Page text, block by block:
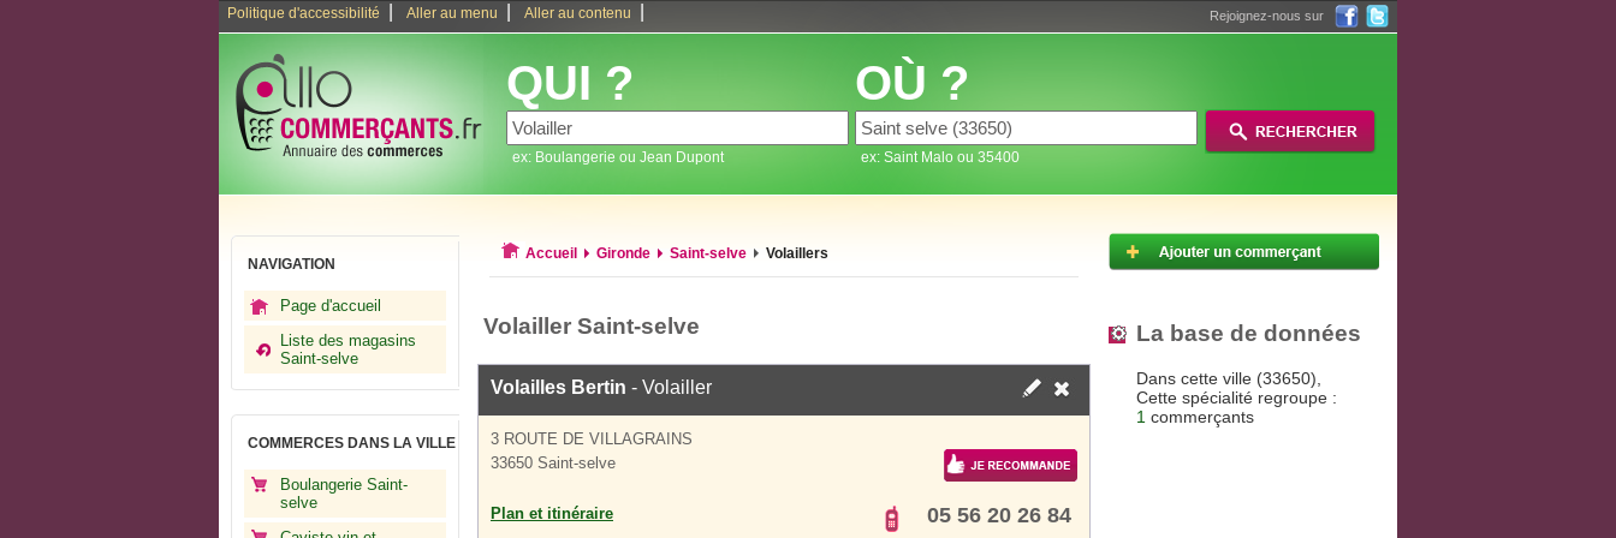
Politique d'accessibilité Aller au menu Aller au contenu Rejoignez-nous sur
QUI ?
ex: Boulangerie ou Jean Dupont
OÙ ?
ex: Saint Malo ou 35400
NAVIGATION
Page d'accueil
Liste des magasins
Saint-selve
COMMERCES DANS LA VILLE
Boulangerie Saint-
selve
Accueil Gironde Saint-selve Volaillers
Volailler Saint-selve
Volailles Bertin - Volailler
3 ROUTE DE VILLAGRAINS
33650 Saint-selve
Plan et itinéraire 05 56 20 26 84
La base de données
Dans cette ville (33650),
Cette spécialité regroupe :
1 commerçants